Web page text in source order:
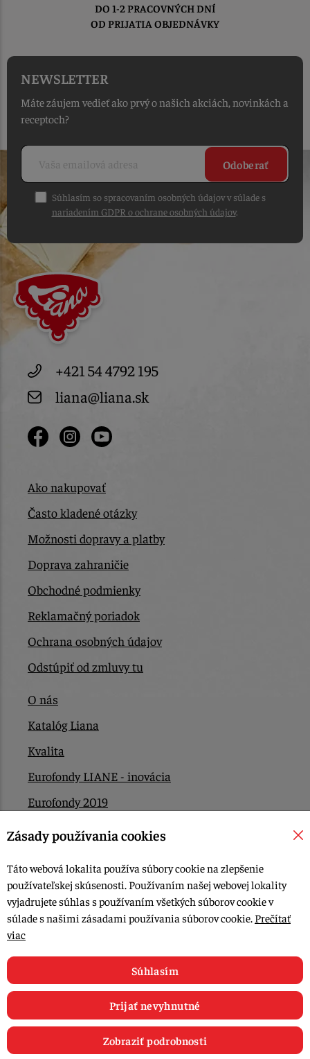
DO 1-2 PRACOVNÝCH DNÍ
OD PRIJATIA OBJEDNÁVKY
NEWSLETTER
Máte záujem vedieť ako prvý o našich akciách, novinkách a
receptoch?
Odoberať
Súhlasím so spracovaním osobných údajov v súlade s
nariadením GDPR o ochrane osobných údajov.
+421 54 4792 195
liana@liana.sk
Ako nakupovať
Často kladené otázky
Možnosti dopravy a platby
Doprava zahraničie
Obchodné podmienky
Reklamačný poriadok
Ochrana osobných údajov
Odstúpiť od zmluvy tu
O nás
Katalóg Liana
Kvalita
Eurofondy LIANE - inovácia
Eurofondy 2019
Eurofondy 2022/2023
Kontakt
© 2015-2026, LIANA GOLIAŠ s.r.o. všetky práva vyhradené.
Upraviť nastavenia Cookies
Zásady používania cookies
Táto webová lokalita používa súbory cookie na zlepšenie
používateľskej skúsenosti. Používaním našej webovej lokality
vyjadrujete súhlas s používaním všetkých súborov cookie v
súlade s našimi zásadami používania súborov cookie. Prečítať
viac
Súhlasím
Prijať nevyhnutné
Zobraziť podrobnosti